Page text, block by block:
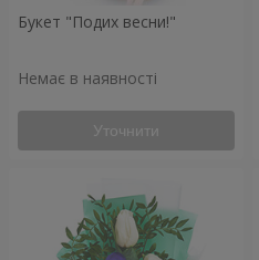
Букет "Подих весни!"
Немає в наявності
Уточнити